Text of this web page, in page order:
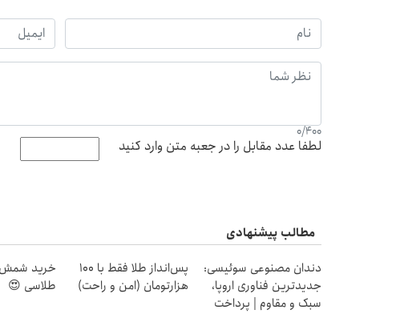
0/400
لطفا عدد مقابل را در جعبه متن وارد کنید
مطالب پیشنهادی
دندان مصنوعی سوئیسی:
جدیدترین فناوری اروپا،
سبک و مقاوم | پرداخت
پس‌انداز طلا فقط با ۱۰۰
هزارتومان (امن و راحت)
طلاسی 😍